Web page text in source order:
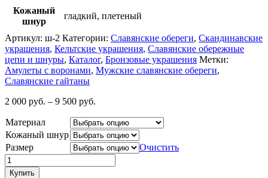
Кожаный
шнур
гладкий, плетеный
Артикул: ш-2 Категории: Славянские обереги, Cкандинавские
украшения, Кельтские украшения, Славянские обережные
цепи и шнуры, Каталог, Бронзовые украшения Метки:
Амулеты с воронами, Мужские славянские обереги,
Славянские гайтаны
2 000 руб. – 9 500 руб.
Материал
Кожаный шнур
Размер
Очистить
Купить